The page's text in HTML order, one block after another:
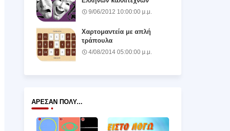
9/06/2012 10:00:00 μ.μ.
Χαρτομαντεία με απλή
τράπουλα
4/08/2014 05:00:00 μ.μ.
ΆΡΕΣΑΝ ΠΟΛΎ...